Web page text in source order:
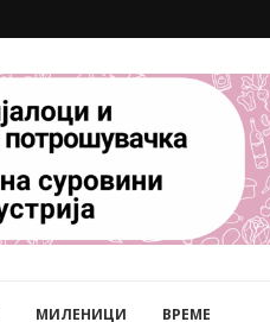
МИЛЕНИЦИ ВРЕМЕ